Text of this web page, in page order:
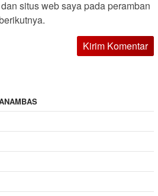
situs web saya pada peramban